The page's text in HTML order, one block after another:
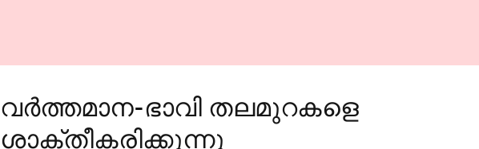
വർത്തമാന-ഭാവി തലമുറകളെ
ശാക്തീകരിക്കുന്നു